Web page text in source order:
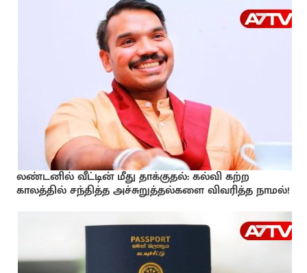
லண்டனில் வீட்டின் மீது தாக்குதல்: கல்வி கற்ற
காலத்தில் சந்தித்த அச்சுறுத்தல்களை விவரித்த நாமல்!